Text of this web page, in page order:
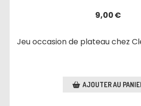
9,00€
Jeu occasion de plateau chez
AJOUTER AU